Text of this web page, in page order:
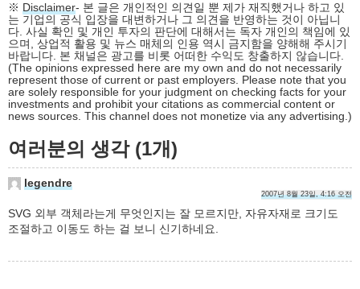
※ Disclaimer- 본 글은 개인적인 의견일 뿐 제가 재직했거나 하고 있
는 기업의 공식 입장을 대변하거나 그 의견을 반영하는 것이 아닙니
다. 사실 확인 및 개인 투자의 판단에 대해서는 독자 개인의 책임에 있
으며, 상업적 활용 및 뉴스 매체의 인용 역시 금지함을 양해해 주시기
바랍니다. 본 채널은 광고를 비롯 어떠한 수익도 창출하지 않습니다.
(The opinions expressed here are my own and do not necessarily
represent those of current or past employers. Please note that you
are solely responsible for your judgment on checking facts for your
investments and prohibit your citations as commercial content or
news sources. This channel does not monetize via any advertising.)
여러분의 생각 (1개)
legendre
2007년 8월 23일, 4:16 오전
SVG 외부 객체라는게 무엇인지는 잘 모르지만, 자유자재로 크기도
조절하고 이동도 하는 걸 보니 신기하네요.